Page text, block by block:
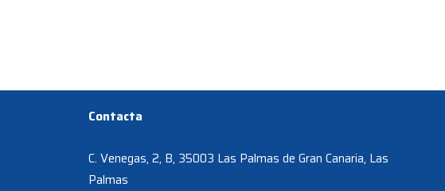
Contacta
C. Venegas, 2, B, 35003 Las Palmas de Gran Canaria, Las
Palmas